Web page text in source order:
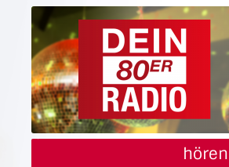
hören